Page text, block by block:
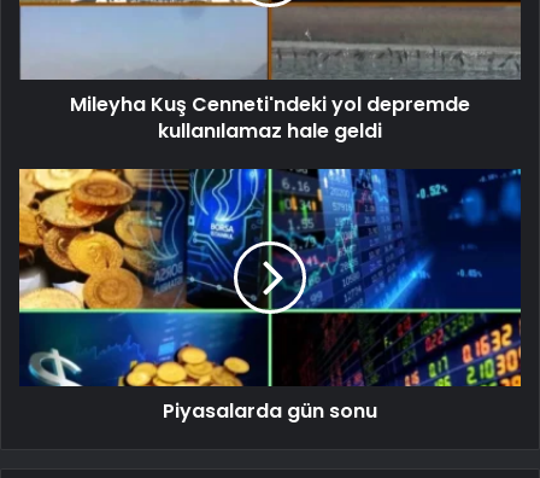
Mileyha Kuş Cenneti'ndeki yol depremde
kullanılamaz hale geldi
Piyasalarda gün sonu